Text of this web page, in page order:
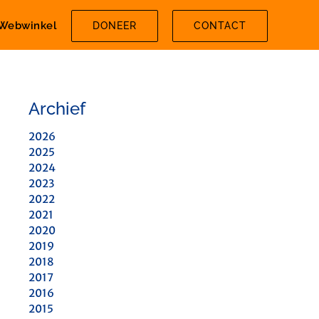
DONEER CONTACT
Archief
2026
2025
2024
2023
2022
2021
2020
2019
2018
2017
2016
2015